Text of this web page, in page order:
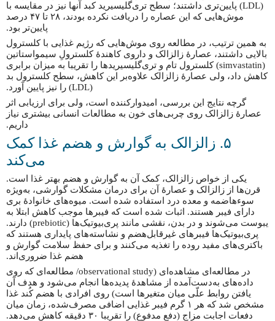
(LDL) پایین‌تری داشتند؛ سطح تری‌گلیسیرید کبد آنها نیز در مقایسه با
موش‌هایی که این عصاره را دریافت نکرده بودند، ۲۸ تا ۴۷ درصد
پایین‌تر بود.
به همین ترتیب، در مطالعه روی موش‌هایی که رژیم غذایی با کلسترول
بالایی داشتند، عصارهٔ زالزالک و داروی کاهندهٔ کلسترولِ سیمواستاتین
(simvastatin) کلسترول تام و تری‌گلیسیریدها را تقریبا به میزان برابری
کاهش داد، ولی عصارهٔ زالزالک علاوه‌بر این کاهش، سطح کلسترول بد
گرچه نتایج این بررسی، امیدوارکننده است، ولی برای ارزیابی اثر
عصارهٔ زالزالک روی چربی‌های خون به مطالعات انسانی بیشتری نیاز
داریم.
۵. زالزالک به گوارش و هضم غذا کمک
می‌کند
یکی از خواص زالزالک، کمک آن به گوارش و هضم بهتر غذا است.
قرن‌ها از زالزالک و عصارهٔ آن برای درمان مشکلات گوارشی، به‌ویژه
سوءهاضمه و معده درد استفاده شده است. میوه‌های خانوادۀ بری
دارای فیبر هستند. اثبات شده است که فیبرها موجب کاهش ابتلا به
یبوست می‌شوند و در بدن، نقشی مانند پری‌بیوتیک‌ها (prebiotic) دارند.
پری‌بیوتیک‌ها فیبرهای غیرقابل‌هضم و نشاسته‌های پایداری هستند که
باکتری‌های مفید روده را تغذیه می‌کنند و برای حفظ سلامت گوارش و
هضم غذا ضروری‌اند.
در مطالعه‌ای مشاهده‌ای (observational study/ مطالعه‌ای که روی
داده‌های به‌دست‌آمده از مشاهدهٔ پدیده‌ها انجام می‌شود و هدف آن
یافتن روابط علّی میان متغیرها است) روی افرادی با هضم کُند غذا
مشخص شد که هر ۱ گرم فیبر غذایی اضافی مصرف‌شده، زمان میان
دفعات اجابت مزاج (دفع مدفوع) را تقریبا ۳۰ دقیقه کاهش می‌دهد.